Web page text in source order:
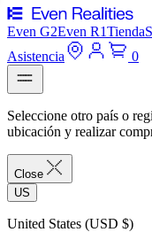
Even G2Even R1Tienda
Asistencia
0
Seleccione otro país o
ubicación y realizar
Close
US
United States (USD $)